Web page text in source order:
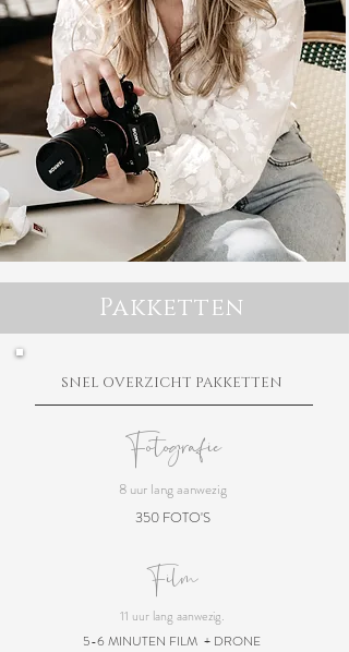
Pakketten
SNEL OVERZICHT PAKKETTEN
Fotografie
8 uur lang aanwezig
350 FOTO'S
Film
11 uur lang aanwezig.
5-6 MINUTEN FILM + DRONE